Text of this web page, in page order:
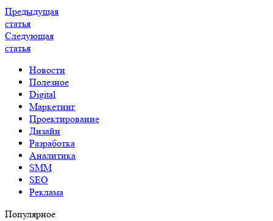
Предыдущая
статья
Следующая
статья
Новости
Полезное
Digital
Маркетинг
Проектирование
Дизайн
Разработка
Аналитика
SMM
SEO
Реклама
Популярное